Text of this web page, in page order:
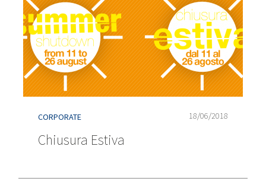
CORPORATE 18/06/2018
Chiusura Estiva